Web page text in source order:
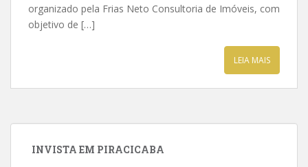
organizado pela Frias Neto Consultoria de Imóveis, com
objetivo de […]
LEIA MAIS
INVISTA EM PIRACICABA